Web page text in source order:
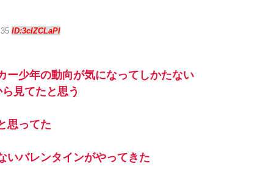
ID:3cIZCLaPI
ー少年の動向が気になってしかたない
見てたと思う
思ってた
いバレンタインがやってきた